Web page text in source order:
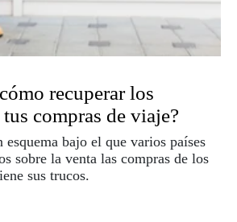
recuperar los
compras de viaje?
bajo el que varios países
sobre la venta las compras de los
sus trucos.